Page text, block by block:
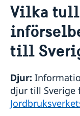
Besöka Sverige
Flytta till Sverige
Arbeta i Sverige
Studera i Sverige
Handel med
Vilka
till
Djur:
djur till Sverige